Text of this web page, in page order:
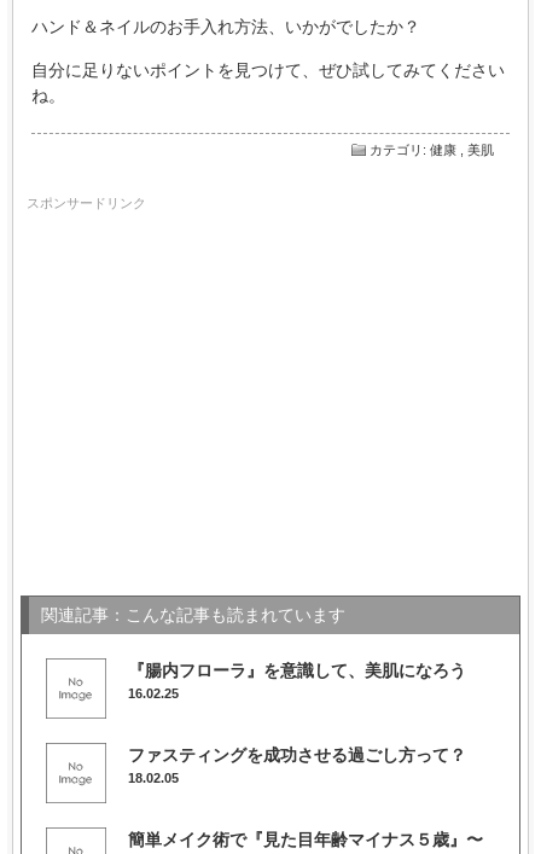
ハンド＆ネイルのお手入れ方法、いかがでしたか？
自分に足りないポイントを見つけて、ぜひ試してみてください
ね。
カテゴリ : 健康, 美肌
スポンサードリンク
関連記事：こんな記事も読まれています
『腸内フローラ』を意識して、美肌になろう
16.02.25
ファスティングを成功させる過ごし方って？
18.02.05
簡単メイク術で『見た目年齢マイナス５歳』〜